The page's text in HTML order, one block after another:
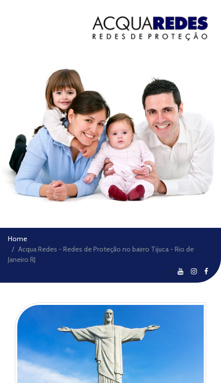
Home
Acqua Redes - Redes de Proteção no bairro Tijuca - Rio de
Janeiro RJ